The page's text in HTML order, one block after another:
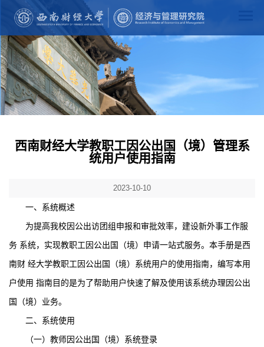
西南财经大学教职工因公出国（境）管理系
统用户使用指南
2023-10-10
一、系统概述
为提高我校因公出访团组申报和审批效率，建设新外事工作服
务 系统，实现教职工因公出国（境）申请一站式服务。本手册是西
南财 经大学教职工因公出国（境）系统用户的使用指南，编写本用
户使用 指南目的是为了帮助用户快速了解及使用该系统办理因公出
国（境）业务。
二、系统使用
（一）教师因公出国（境）系统登录